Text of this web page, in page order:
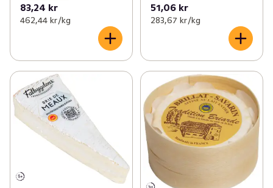
83,24 kr
462,44 kr /kg
51,06 kr
283,67 kr /kg